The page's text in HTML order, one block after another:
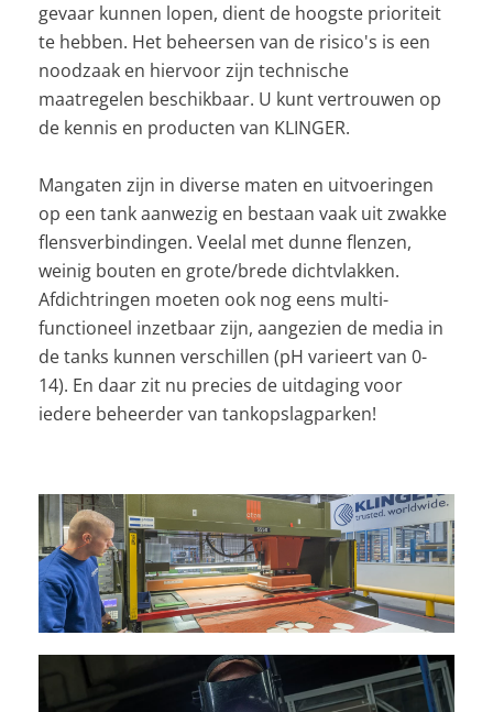
gevaar kunnen lopen, dient de hoogste prioriteit
te hebben. Het beheersen van de risico's is een
noodzaak en hiervoor zijn technische
maatregelen beschikbaar. U kunt vertrouwen op
de kennis en producten van KLINGER.
Mangaten zijn in diverse maten en uitvoeringen
op een tank aanwezig en bestaan vaak uit zwakke
flensverbindingen. Veelal met dunne flenzen,
weinig bouten en grote/brede dichtvlakken.
Afdichtringen moeten ook nog eens multi-
functioneel inzetbaar zijn, aangezien de media in
de tanks kunnen verschillen (pH varieert van 0-
14). En daar zit nu precies de uitdaging voor
iedere beheerder van tankopslagparken!